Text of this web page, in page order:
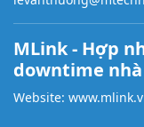
MLink - Hợp
downtime
Website: